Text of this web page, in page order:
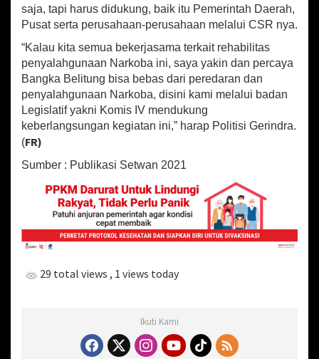
saja, tapi harus didukung, baik itu Pemerintah Daerah,
Pusat serta perusahaan-perusahaan melalui CSR nya.
“Kalau kita semua bekerjasama terkait rehabilitas
penyalahgunaan Narkoba ini, saya yakin dan percaya
Bangka Belitung bisa bebas dari peredaran dan
penyalahgunaan Narkoba, disini kami melalui badan
Legislatif yakni Komis IV mendukung
keberlangsungan kegiatan ini,” harap Politisi Gerindra.
(FR)
Sumber : Publikasi Setwan 2021
29 total views , 1 views today
Ikuti Kami